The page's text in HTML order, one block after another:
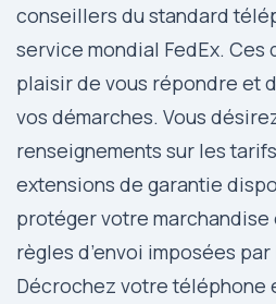
conseillers du standard
service mondial FedEx. Ces
plaisir de vous répondre et
vos démarches. Vous
renseignements sur les
extensions de garantie
protéger votre marchandise
règles d’envoi imposées par
Décrochez votre téléphone